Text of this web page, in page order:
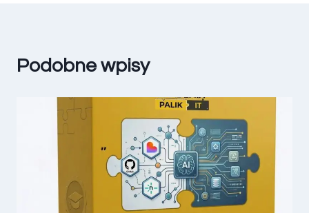
Podobne wpisy